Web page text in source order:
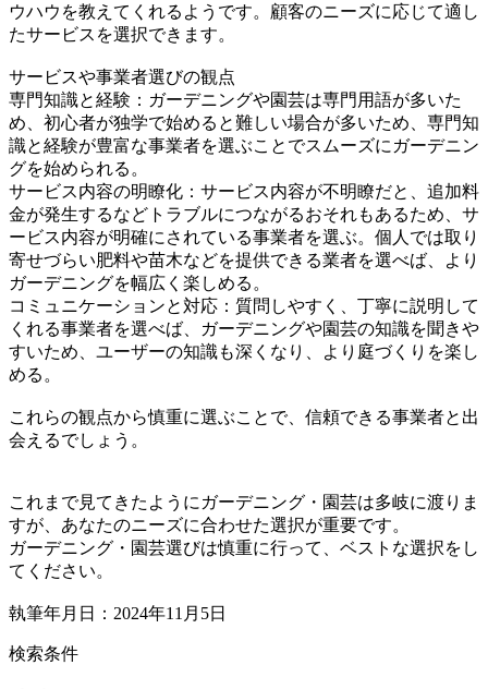
ウハウを教えてくれるようです。顧客のニーズに応じて適し
たサービスを選択できます。
サービスや事業者選びの観点
専門知識と経験：ガーデニングや園芸は専門用語が多いた
め、初心者が独学で始めると難しい場合が多いため、専門知
識と経験が豊富な事業者を選ぶことでスムーズにガーデニン
グを始められる。
サービス内容の明瞭化：サービス内容が不明瞭だと、追加料
金が発生するなどトラブルにつながるおそれもあるため、サ
ービス内容が明確にされている事業者を選ぶ。個人では取り
寄せづらい肥料や苗木などを提供できる業者を選べば、より
ガーデニングを幅広く楽しめる。
コミュニケーションと対応：質問しやすく、丁寧に説明して
くれる事業者を選べば、ガーデニングや園芸の知識を聞きや
すいため、ユーザーの知識も深くなり、より庭づくりを楽し
める。
これらの観点から慎重に選ぶことで、信頼できる事業者と出
会えるでしょう。
これまで見てきたようにガーデニング・園芸は多岐に渡りま
すが、あなたのニーズに合わせた選択が重要です。
ガーデニング・園芸選びは慎重に行って、ベストな選択をし
てください。
執筆年月日：2024年11月5日
検索条件